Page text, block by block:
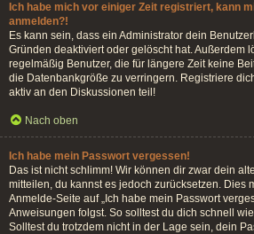
Ich habe mich vor einiger Zeit registriert, kann
anmelden?!
Es kann sein, dass ein Administrator dein
Gründen deaktiviert oder gelöscht hat. Außerdem
regelmäßig Benutzer, die für längere Zeit keine
die Datenbankgröße zu verringern. Registriere
aktiv an den Diskussionen teil!
Nach oben
Ich habe mein Passwort vergessen!
Das ist nicht schlimm! Wir können dir zwar dein
mitteilen, du kannst es jedoch zurücksetzen. Dies
Anmelde-Seite auf „Ich habe mein Passwort
Anweisungen folgst. So solltest du dich schnell
Solltest du trotzdem nicht in der Lage sein, dein